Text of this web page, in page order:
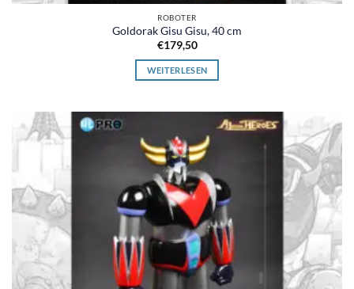
ROBOTER
Goldorak Gisu Gisu, 40 cm
€179,50
WEITERLESEN